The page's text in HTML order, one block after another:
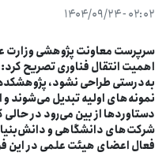
۰۲:۰۲ - ۱۴۰۴/۰۹/۲۴
معاونت پژوهشی وزارت
انتقال فناوری تصریح کرد:
طراحی نشود،
اولیه تبدیل می‌شوند و
از بین می‌رود در حالی
دانشگاهی و دانش‌بنیان
اعضای هیئت علمی در این